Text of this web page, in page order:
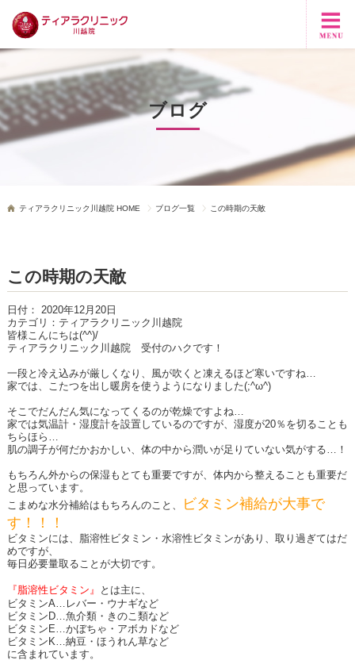
ブログ
ティアラクリニック川越院 HOME ブログ一覧 この時期の天敵
この時期の天敵
日付： 2020年12月20日
カテゴリ： ティアラクリニック川越院
皆様こんにちは(^^)/
ティアラクリニック川越院 受付のハクです！
一段と冷え込みが厳しくなり、風が吹くと凍えるほど寒いですね…
家では、こたつを出し暖房を使うようになりました(;^ω^)
そこでだんだん気になってくるのが乾燥ですよね…
家では気温計・湿度計を設置しているのですが、湿度が20％を切ることも
ちらほら…
肌の調子が何だかおかしい、体の中から潤いが足りていない気がする…！
もちろん外からの保湿もとても重要ですが、体内から整えることも重要だ
と思っています。
こまめな水分補給はもちろんのこと、
ビタミン補給が大事で
す！！！
ビタミンには、脂溶性ビタミン・水溶性ビタミンがあり、取り過ぎてはだ
めですが、
毎日必要量取ることが大切です。
『脂溶性ビタミン』
とは主に、
ビタミンA…レバー・ウナギなど
ビタミンD…魚介類・きのこ類など
ビタミンE…かぼちゃ・アボカドなど
ビタミンK…納豆・ほうれん草など
に含まれています。